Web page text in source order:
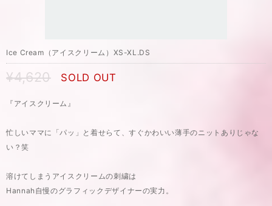
Ice Cream（アイスクリーム）XS-XL.DS
¥4,620 SOLD OUT
『アイスクリーム』
忙しいママに「パッ」と着せらて、すぐかわいい薄手のニットありじゃな
い？笑
溶けてしまうアイスクリームの刺繍は
Hannah自慢のグラフィックデザイナーの実力。